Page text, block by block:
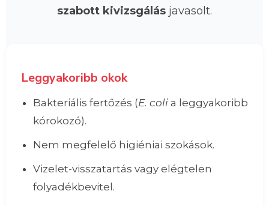
szabott kivizsgálás javasolt.
Leggyakoribb okok
Bakteriális fertőzés (E. coli a leggyakoribb
kórokozó).
Nem megfelelő higiéniai szokások.
Vizelet-visszatartás vagy elégtelen
folyadékbevitel.